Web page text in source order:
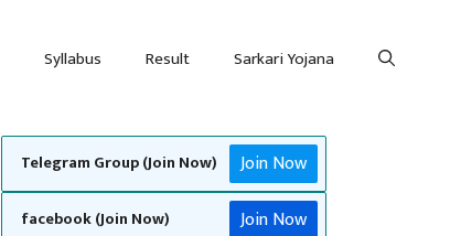
Syllabus Result Sarkari Yojana
Telegram Group (Join Now) Join Now
facebook (Join Now) Join Now